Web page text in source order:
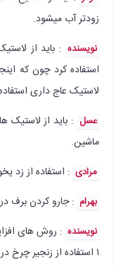
زودتر آب میشود.
نویسنده : باید از
استفاده کرد چون که
لاستیک عاج داری
عسل
ماشین.
مرادی : استفاده از زد
بهرام : جارو كردن برف
نویسنده : روش های
۱ استفاده از زنجیر چرخ در زمستان ها برای لاستیک خودرو ها